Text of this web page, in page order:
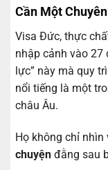
Cần Một
Visa Đức, thực
nhập cảnh vào 27
lực” này mà quy
nổi tiếng là một
châu Âu.
Họ không chỉ
chuyện đằng sau